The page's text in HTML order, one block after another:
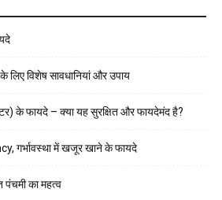
लिए विशेष सावधानियां और उपाय
के फायदे – क्या यह सुरक्षित और फायदेमंद है?
गर्भावस्था में खजूर खाने के फायदे
पंचमी का महत्व